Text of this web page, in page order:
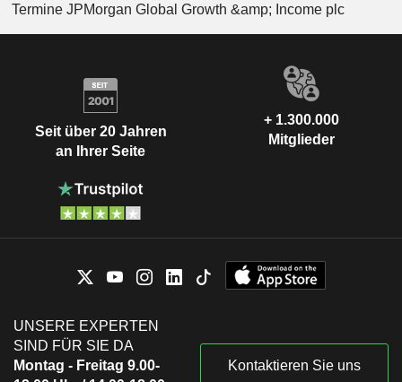
Termine JPMorgan Global Growth &amp; Income plc
Seit über 20 Jahren
an Ihrer Seite
+ 1.300.000
Mitglieder
UNSERE EXPERTEN
SIND FÜR SIE DA
Montag - Freitag 9.00-
Kontaktieren Sie uns